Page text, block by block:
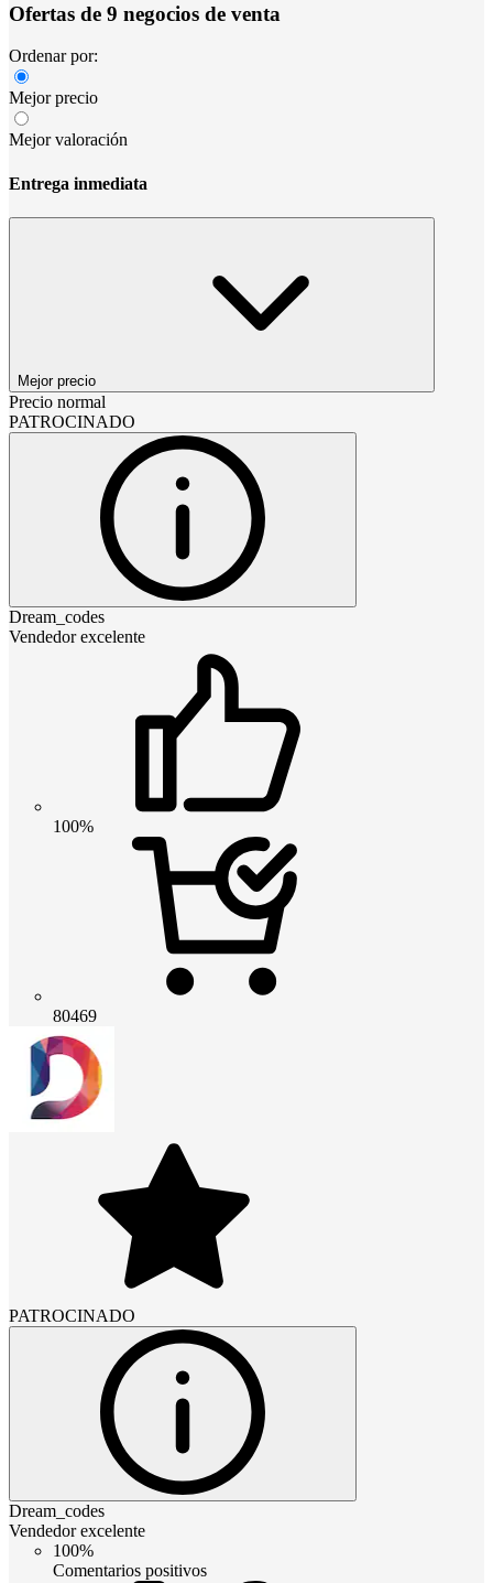
Ofertas de 9 negocios de venta
Ordenar por:
Mejor precio
Mejor valoración
Entrega inmediata
Mejor precio
Precio normal
PATROCINADO
Dream_codes
Vendedor excelente
100%
80469
PATROCINADO
Dream_codes
Vendedor excelente
100%
Comentarios positivos